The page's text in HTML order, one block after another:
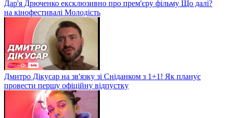
Дар'я Дрюченко ексклюзивно про прем'єру фільму Що далі?
на кінофестивалі Молодість
Дмитро Дікусар на зв'язку зі Сніданком з 1+1! Як планує
провести першу офіційну відпустку